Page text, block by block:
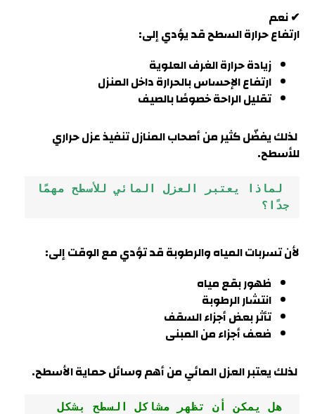
✔ نعم
ارتفاع حرارة السطح قد يؤدي إلى:
زيادة حرارة الغرف العلوية
ارتفاع الإحساس بالحرارة داخل المنزل
تقليل الراحة خصوصًا بالصيف
لذلك يفضّل كثير من أصحاب المنازل تنفيذ عزل حراري
للأسطح.
جدًا؟
لأن تسربات المياه والرطوبة قد تؤدي مع الوقت إلى:
ظهور بقع مياه
انتشار الرطوبة
تأثر بعض أجزاء السقف
ضعف أجزاء من المبنى
لذلك يعتبر العزل المائي من أهم وسائل حماية الأسطح.
هل يمكن أن تظهر مشاكل السطح بشكل